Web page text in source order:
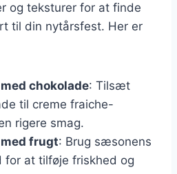
og teksturer for at finde
til din nytårsfest. Her er
chokolade: Tilsæt
til creme fraiche-
rigere smag.
frugt: Brug sæsonens
for at tilføje friskhed og